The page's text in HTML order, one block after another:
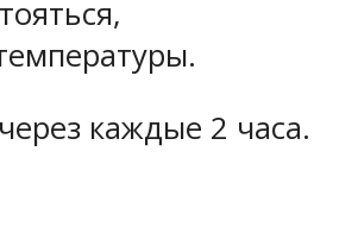
каждые 2 часа.